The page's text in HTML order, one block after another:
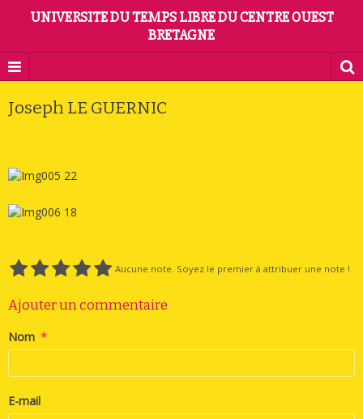
UNIVERSITE DU TEMPS LIBRE DU CENTRE OUEST
BRETAGNE
Joseph LE GUERNIC
Aucune note. Soyez le premier à attribuer une note !
Ajouter un commentaire
Nom
E-mail